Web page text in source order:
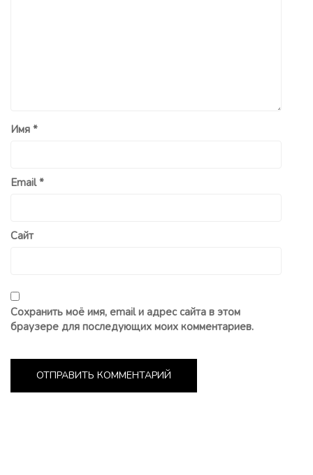
Имя *
Email*
Сайт
Сохранить моё имя, email и адрес сайта в этом
браузере для последующих моих комментариев.